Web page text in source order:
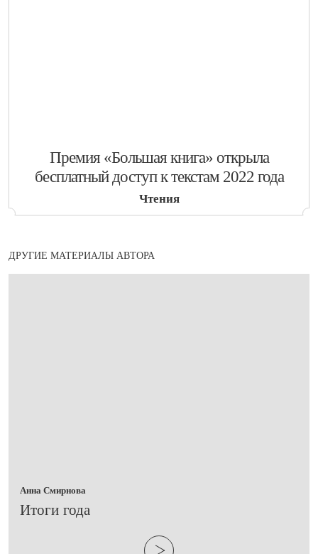
​Премия «Большая книга» открыла
бесплатный доступ к текстам 2022 года
Чтения
ДРУГИЕ МАТЕРИАЛЫ АВТОРА
Анна Смирнова
​Итоги года